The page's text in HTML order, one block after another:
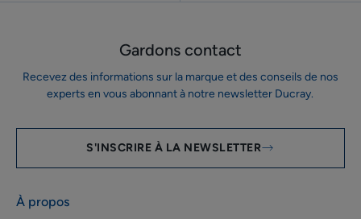
Gardons contact
Recevez des informations sur la marque et des conseils de nos
experts en vous abonnant à notre newsletter Ducray.
S'INSCRIRE À LA NEWSLETTER
À propos